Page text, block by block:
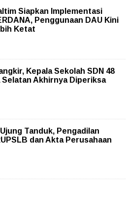
Siapkan Implementasi
Penggunaan DAU Kini
Ketat
Kepala Sekolah SDN 48
Selatan Akhirnya Diperiksa
Tanduk, Pengadilan
dan Akta Perusahaan